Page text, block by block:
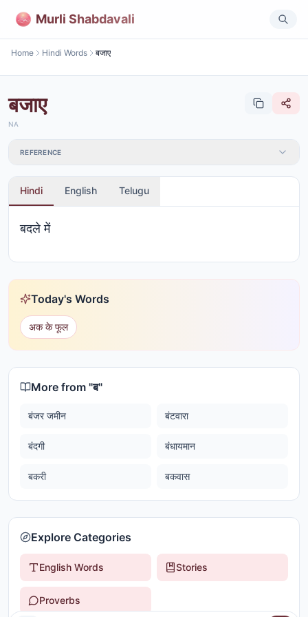
Murli Shabdavali
Home Hindi Words बजाए
बजाए
NA
REFERENCE
Hindi English Telugu
बदले में
Today's Words
अक के फूल
More from "ब"
बंजर जमीन बंटवारा
बंदगी बंधायमान
बकरी बकवास
Explore Categories
English Words Stories
Proverbs